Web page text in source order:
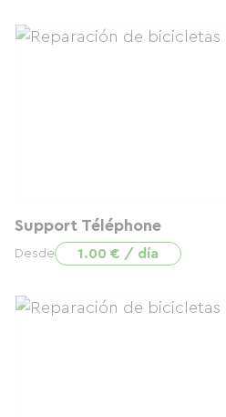
Support Téléphone
Desde 1.00 € / día